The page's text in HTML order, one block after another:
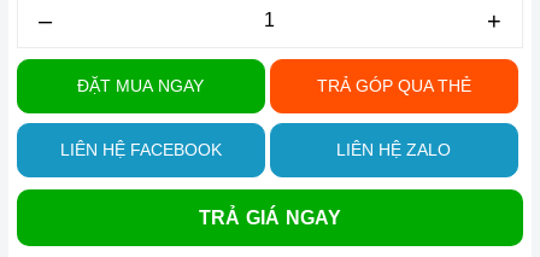
– +
ĐẶT MUA NGAY TRẢ GÓP QUA THẺ
LIÊN HỆ FACEBOOK LIÊN HỆ ZALO
TRẢ GIÁ NGAY